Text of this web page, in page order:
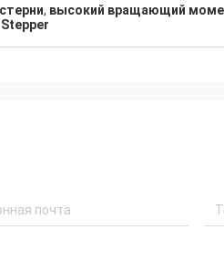
, высокий вращающий